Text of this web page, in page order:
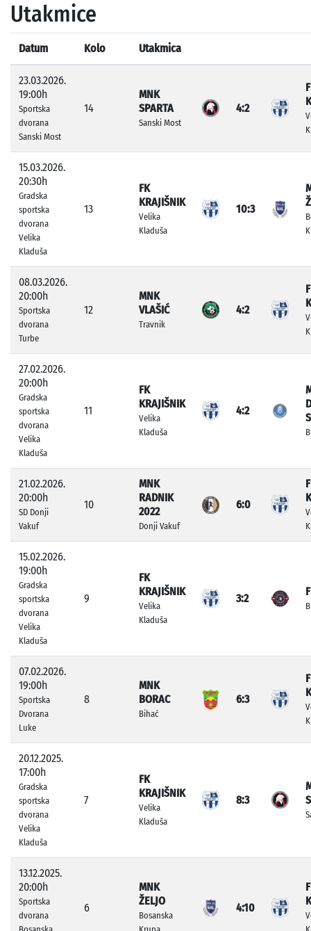
Utakmice
Datum Kolo Utakmica
23.03.2026.
19:00h
Sportska
dvorana
Sanski Most
14
MNK
SPARTA
Sanski Most
4:2
15.03.2026.
20:30h
Gradska
sportska
dvorana
Velika
Kladuša
13
FK
KRAJIŠNIK
Velika
Kladuša
10:3
08.03.2026.
20:00h
Sportska
dvorana
Turbe
12
MNK
VLAŠIĆ
Travnik
4:2
27.02.2026.
20:00h
Gradska
sportska
dvorana
Velika
Kladuša
11
FK
KRAJIŠNIK
Velika
Kladuša
4:2
21.02.2026.
20:00h
SD Donji
Vakuf
10
MNK
RADNIK
2022
Donji Vakuf
6:0
15.02.2026.
19:00h
Gradska
sportska
dvorana
Velika
Kladuša
9
FK
KRAJIŠNIK
Velika
Kladuša
3:2
07.02.2026.
19:00h
Sportska
Dvorana
Luke
8
MNK
BORAC
Bihać
6:3
20.12.2025.
17:00h
Gradska
sportska
dvorana
Velika
Kladuša
7
FK
KRAJIŠNIK
Velika
Kladuša
8:3
13.12.2025.
20:00h
Sportska
dvorana
6
MNK
ŽELJO
Bosanska
4:10